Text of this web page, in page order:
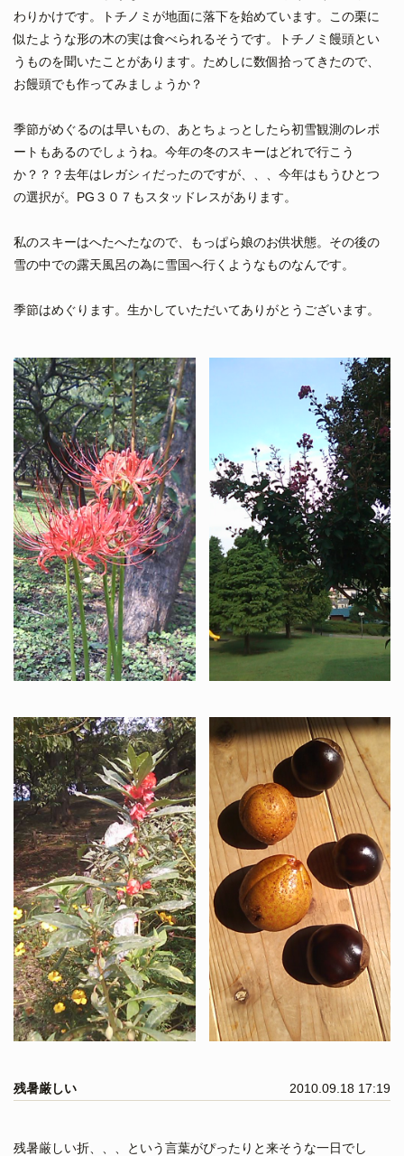
わりかけです。トチノミが地面に落下を始めています。この栗に
似たような形の木の実は食べられるそうです。トチノミ饅頭とい
うものを聞いたことがあります。ためしに数個拾ってきたので、
お饅頭でも作ってみましょうか？
季節がめぐるのは早いもの、あとちょっとしたら初雪観測のレポ
ートもあるのでしょうね。今年の冬のスキーはどれで行こう
か？？？去年はレガシィだったのですが、、、今年はもうひとつ
の選択が。PG３０７もスタッドレスがあります。
私のスキーはへたへたなので、もっぱら娘のお供状態。その後の
雪の中での露天風呂の為に雪国へ行くようなものなんです。
季節はめぐります。生かしていただいてありがとうございます。
残暑厳しい 2010.09.18 17:19
残暑厳しい折、、、という言葉がぴったりと来そうな一日でし